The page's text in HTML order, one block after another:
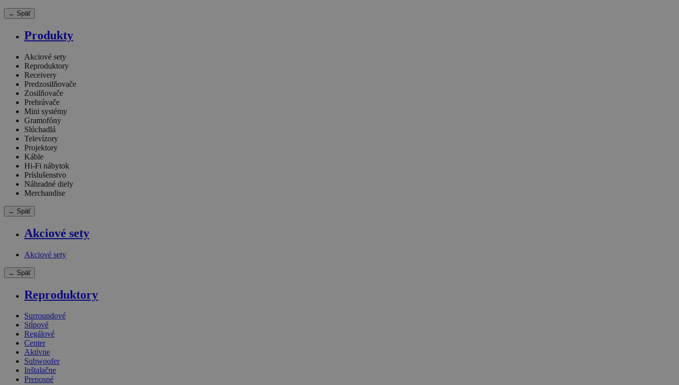
← Späť
Produkty
Akciové sety
Reproduktory
Receivery
Predzosilňovače
Zosilňovače
Prehrávače
Mini systémy
Gramofóny
Slúchadlá
Televízory
Projektory
Káble
Hi-Fi nábytok
Príslušenstvo
Náhradné diely
Merchandise
← Späť
Akciové sety
Akciové sety
← Späť
Reproduktory
Surroundové
Stĺpové
Regálové
Center
Aktívne
Subwoofer
Inštalačne
Prenosné